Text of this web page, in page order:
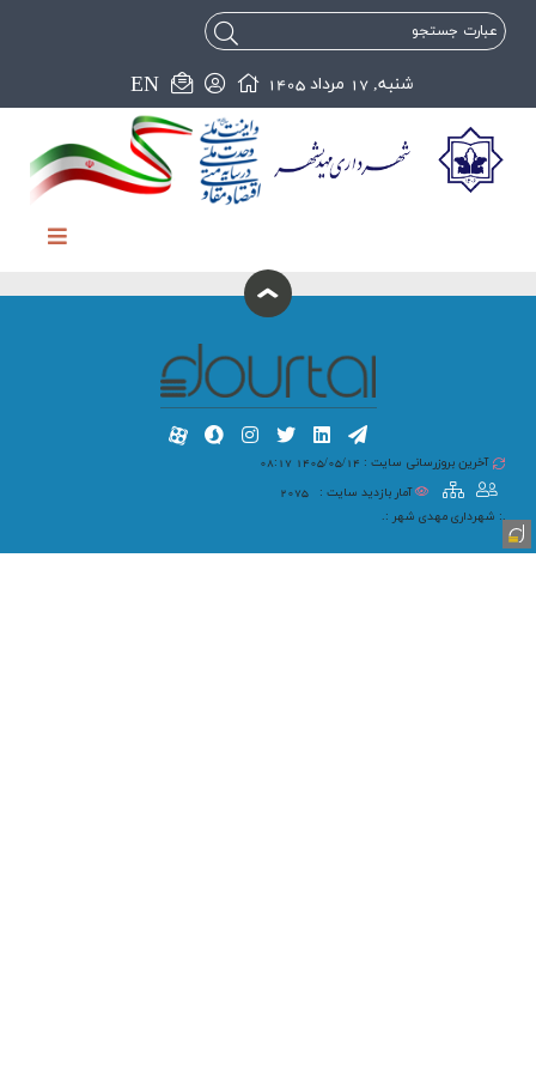
شنبه, 17 مرداد 1405 EN
آخرین بروزرسانی سایت : 1405/05/14 08:17
آمار بازدید سایت :
2075
.: شهرداری مهدی شهر :.